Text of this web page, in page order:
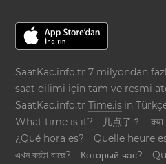
SaatKac.info.tr 7 milyondan
saat dilimi için tam ve resmi
SaatKac.info.trTime.is'in
What time is it?
几点了？
¿Qué hora es?
Quelle heure
এখন কয়টা বাজে?
Который час?